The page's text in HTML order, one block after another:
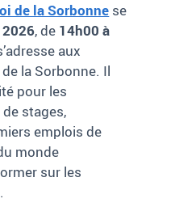
de la Sorbonne se
, de 14h00 à
aux
la Sorbonne. Il
pour les
stages,
emplois de
monde
sur les